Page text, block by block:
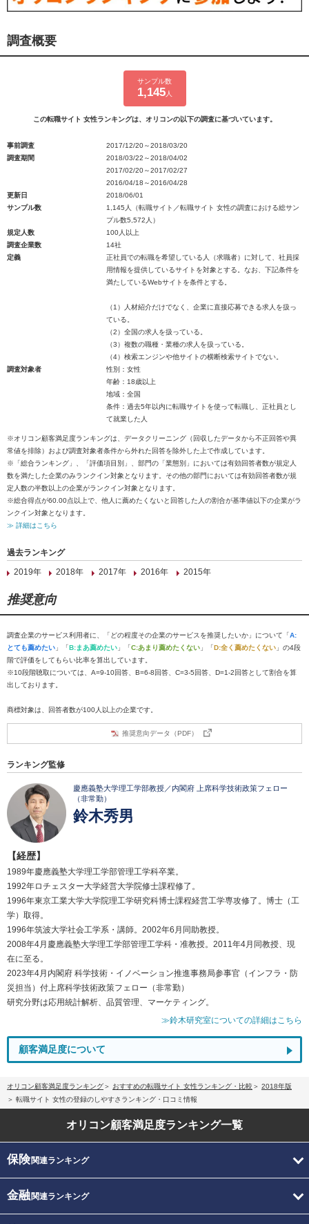
調査概要
サンプル数
1,145人
この転職サイト 女性ランキングは、オリコンの以下の調査に基づいています。
事前調査
2017/12/20～2018/03/20
調査期間
2018/03/22～2018/04/02
2017/02/20～2017/02/27
2016/04/18～2016/04/28
更新日
2018/06/01
サンプル数
1,145人（転職サイト／転職サイト 女性の調査における総サン
プル数5,572人）
規定人数
100人以上
調査企業数
14社
定義
正社員での転職を希望している人（求職者）に対して、社員採
用情報を提供しているサイトを対象とする。なお、下記条件を
満たしているWebサイトを条件とする。
（1）人材紹介だけでなく、企業に直接応募できる求人を扱っ
ている。
（2）全国の求人を扱っている。
（3）複数の職種・業種の求人を扱っている。
（4）検索エンジンや他サイトの横断検索サイトでない。
調査対象者
性別：女性
年齢：18歳以上
地域：全国
条件：過去5年以内に転職サイトを使って転職し、正社員とし
て就業した人
※オリコン顧客満足度ランキングは、データクリーニング（回収したデータから不正回答や異
常値を排除）および調査対象者条件から外れた回答を除外した上で作成しています。
※「総合ランキング」、「評価項目別」、部門の「業態別」においては有効回答者数が規定人
数を満たした企業のみランクイン対象となります。その他の部門においては有効回答者数が規
定人数の半数以上の企業がランクイン対象となります。
※総合得点が60.00点以上で、他人に薦めたくないと回答した人の割合が基準値以下の企業がラ
ンクイン対象となります。
≫ 詳細はこちら
過去ランキング
2019年
2018年 2017年 2016年 2015年
推奨意向
調査企業のサービス利用者に、「どの程度その企業のサービスを推奨したいか」について「A:
とても薦めたい 」「B:まあ薦めたい 」「C:あまり薦めたくない 」「D:全く薦めたくない 」の4段
階で評価をしてもらい比率を算出しています。
※10段階聴取については、A=9-10回答、B=6-8回答、C=3-5回答、D=1-2回答として割合を算
出しております。
商標対象は、回答者数が100人以上の企業です。
推奨意向データ（PDF）
ランキング監修
慶應義塾大学理工学部教授／内閣府 上席科学技術政策フェロー
（非常勤）
鈴木秀男
【経歴】
1989年慶應義塾大学理工学部管理工学科卒業。
1992年ロチェスター大学経営大学院修士課程修了。
1996年東京工業大学大学院理工学研究科博士課程経営工学専攻修了。博士（工
学）取得。
1996年筑波大学社会工学系・講師。2002年6月同助教授。
2008年4月慶應義塾大学理工学部管理工学科・准教授。2011年4月同教授、現
在に至る。
2023年4月内閣府 科学技術・イノベーション推進事務局参事官（インフラ・防
災担当）付上席科学技術政策フェロー（非常勤）
研究分野は応用統計解析、品質管理、マーケティング。
≫鈴木研究室についての詳細はこちら
顧客満足度について
オリコン顧客満足度ランキング おすすめの転職サイト 女性ランキング・比較
2018年版
転職サイト 女性の登録のしやすさランキング・口コミ情報
オリコン顧客満足度ランキング一覧
保険関連ランキング
金融関連ランキング